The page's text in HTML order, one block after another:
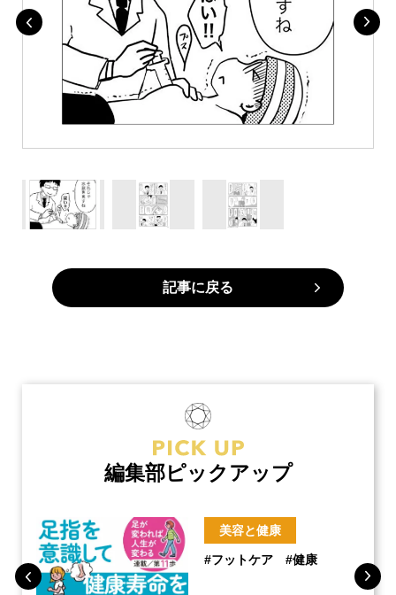
記事に戻る
編集部ピックアップ
美容と健康
#フットケア #健康